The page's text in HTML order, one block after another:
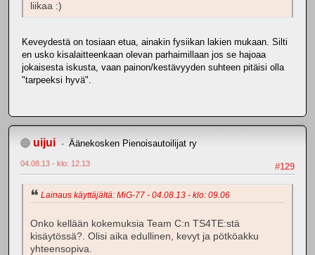
liikaa :)
Keveydestä on tosiaan etua, ainakin fysiikan lakien mukaan. Silti
en usko kisalaitteenkaan olevan parhaimillaan jos se hajoaa
jokaisesta iskusta, vaan painon/kestävyyden suhteen pitäisi olla
"tarpeeksi hyvä".
uijui Äänekosken Pienoisautoilijat ry
#129
04.08.13 - klo: 12.13
Lainaus käyttäjältä: MiG-77 - 04.08.13 - klo: 09.06
Onko kellään kokemuksia Team C:n TS4TE:stä
kisäytössä?. Olisi aika edullinen, kevyt ja pötköakku
yhteensopiva.